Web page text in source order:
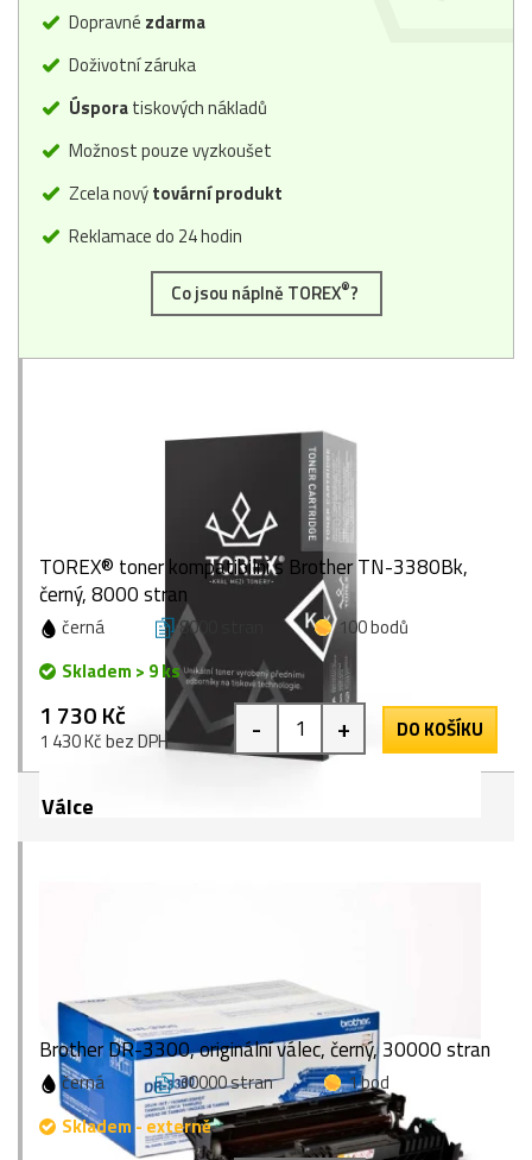
Dopravné zdarma
Doživotní záruka
Úsporatiskových nákladů
Možnost pouze vyzkoušet
Zcela novýtovární produkt
Reklamace do 24 hodin
Co jsou náplně TOREX®?
TOREX® toner kompatibilní s Brother TN-3380Bk,
černý, 8000 stran
černá 8000 stran
100 bodů
Skladem > 9 ks
1 730 Kč
1 430 Kč bez DPH - + DO KOŠÍKU
Válce
Brother DR-3300, originální válec, černý, 30000 stran
černá 30000 stran
1 bod
Skladem - externě